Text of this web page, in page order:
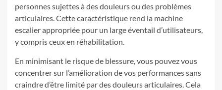
personnes sujettes à des douleurs ou des problèmes
articulaires. Cette caractéristique rend la machine
escalier appropriée pour un large éventail d’utilisateurs,
y compris ceux en réhabilitation.
En minimisant le risque de blessure, vous pouvez vous
concentrer sur l’amélioration de vos performances sans
craindre d’être limité par des douleurs articulaires. Cela